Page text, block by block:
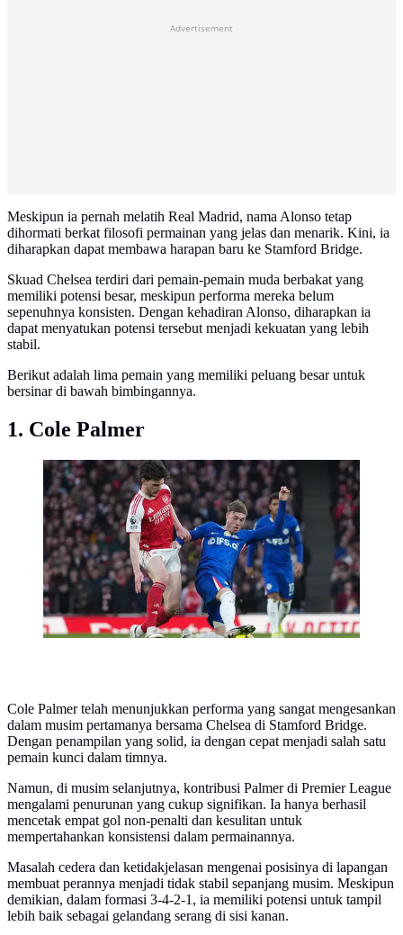
Advertisement
Meskipun ia pernah melatih Real Madrid, nama Alonso tetap
dihormati berkat filosofi permainan yang jelas dan menarik. Kini, ia
diharapkan dapat membawa harapan baru ke Stamford Bridge.
Skuad Chelsea terdiri dari pemain-pemain muda berbakat yang
memiliki potensi besar, meskipun performa mereka belum
sepenuhnya konsisten. Dengan kehadiran Alonso, diharapkan ia
dapat menyatukan potensi tersebut menjadi kekuatan yang lebih
stabil.
Berikut adalah lima pemain yang memiliki peluang besar untuk
bersinar di bawah bimbingannya.
1. Cole Palmer
Cole Palmer dan Declan Rice berebut bola dalam laga
Liga Inggris antara Chelsea vs Arsenal di Emirates
Stadium, 1 Maret 2026. (AP Photo/Alastair Grant)
Cole Palmer telah menunjukkan performa yang sangat mengesankan
dalam musim pertamanya bersama Chelsea di Stamford Bridge.
Dengan penampilan yang solid, ia dengan cepat menjadi salah satu
pemain kunci dalam timnya.
Namun, di musim selanjutnya, kontribusi Palmer di Premier League
mengalami penurunan yang cukup signifikan. Ia hanya berhasil
mencetak empat gol non-penalti dan kesulitan untuk
mempertahankan konsistensi dalam permainannya.
Masalah cedera dan ketidakjelasan mengenai posisinya di lapangan
membuat perannya menjadi tidak stabil sepanjang musim. Meskipun
demikian, dalam formasi 3-4-2-1, ia memiliki potensi untuk tampil
lebih baik sebagai gelandang serang di sisi kanan.